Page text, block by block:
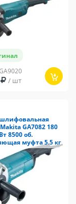
/ шт
GA7082 180
8500 об.
муфта 5.5 кг